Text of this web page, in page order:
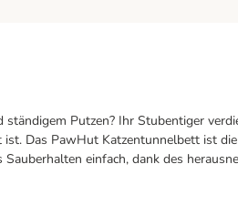
Putzen? Ihr Stubentiger
Das PawHut Katzentunnelbett ist
einfach, dank des